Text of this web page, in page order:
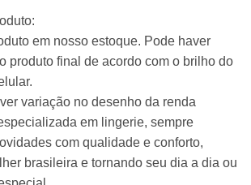
em nosso estoque. Pode haver
produto final de acordo com o brilho do
variação no desenho da renda
em lingerie, sempre
com qualidade e conforto,
brasileira e tornando seu dia a dia ou